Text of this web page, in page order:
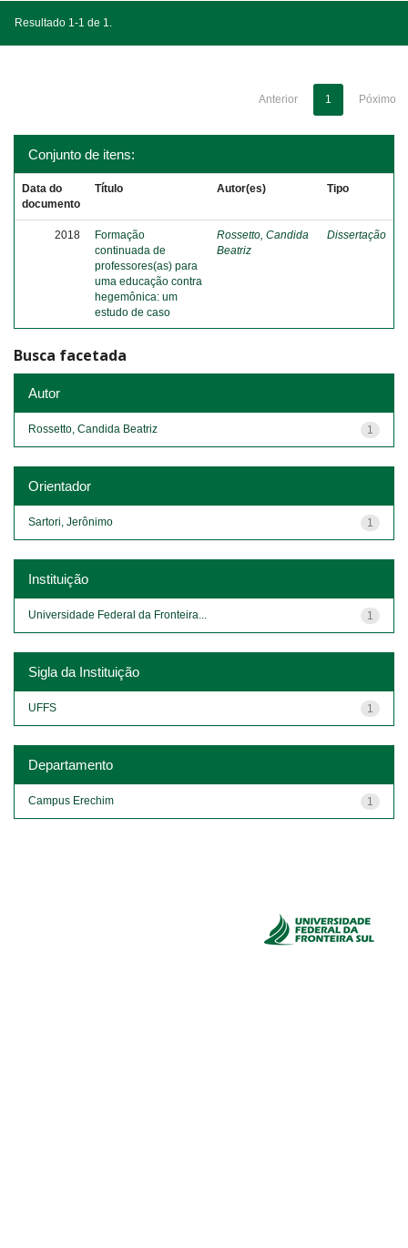
Resultado 1-1 de 1.
Anterior 1 Póximo
Conjunto de itens:
Data do
documento
Título Autor(es) Tipo
2018
Formação
continuada de
professores(as) para
uma educação contra
hegemônica: um
estudo de caso
Rossetto, Candida
Beatriz
Dissertação
Busca facetada
Autor
1
Rossetto, Candida Beatriz
Orientador
1
Sartori, Jerônimo
Instituição
1
Universidade Federal da Fronteira...
Sigla da Instituição
1
UFFS
Departamento
1
Campus Erechim